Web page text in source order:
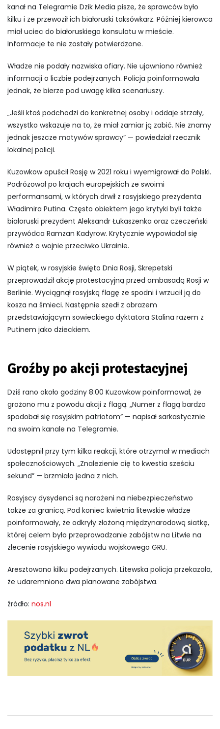
kanał na Telegramie Dzik Media pisze, że sprawców było
kilku i że przewoził ich białoruski taksówkarz. Później kierowca
miał uciec do białoruskiego konsulatu w mieście.
Informacje te nie zostały potwierdzone.
Władze nie podały nazwiska ofiary. Nie ujawniono również
informacji o liczbie podejrzanych. Policja poinformowała
jednak, że bierze pod uwagę kilka scenariuszy.
„Jeśli ktoś podchodzi do konkretnej osoby i oddaje strzały,
wszystko wskazuje na to, że miał zamiar ją zabić. Nie znamy
jednak jeszcze motywów sprawcy” — powiedział rzecznik
lokalnej policji.
Kuzowkow opuścił Rosję w 2021 roku i wyemigrował do Polski.
Podróżował po krajach europejskich ze swoimi
performansami, w których drwił z rosyjskiego prezydenta
Władimira Putina. Często obiektem jego krytyki byli także
białoruski prezydent Aleksandr Łukaszenka oraz czeczeński
przywódca Ramzan Kadyrow. Krytycznie wypowiadał się
również o wojnie przeciwko Ukrainie.
W piątek, w rosyjskie święto Dnia Rosji, Skrepetski
przeprowadził akcję protestacyjną przed ambasadą Rosji w
Berlinie. Wyciągnął rosyjską flagę ze spodni i wrzucił ją do
kosza na śmieci. Następnie szedł z obrazem
przedstawiającym sowieckiego dyktatora Stalina razem z
Putinem jako dzieckiem.
Groźby po akcji protestacyjnej
Dziś rano około godziny 8:00 Kuzowkow poinformował, że
grożono mu z powodu akcji z flagą. „Numer z flagą bardzo
spodobał się rosyjskim patriotom” — napisał sarkastycznie
na swoim kanale na Telegramie.
Udostępnił przy tym kilka reakcji, które otrzymał w mediach
społecznościowych. „Znalezienie cię to kwestia sześciu
sekund” — brzmiała jedna z nich.
Rosyjscy dysydenci są narażeni na niebezpieczeństwo
także za granicą. Pod koniec kwietnia litewskie władze
poinformowały, że odkryły złożoną międzynarodową siatkę,
której celem było przeprowadzanie zabójstw na Litwie na
zlecenie rosyjskiego wywiadu wojskowego GRU.
Aresztowano kilku podejrzanych. Litewska policja przekazała,
że udaremniono dwa planowane zabójstwa.
źródło: nos.nl